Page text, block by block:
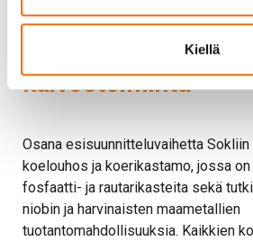
Kiellä
Koetoiminnalla
turvallinen täyden
kaivostoiminta
Osana esisuunnitteluvaihetta Sokliin
koelouhos ja koerikastamo, jossa
fosfaatti- ja rautarikasteita sekä
niobin ja harvinaisten maametallien
tuotantomahdollisuuksia. Kaikkien